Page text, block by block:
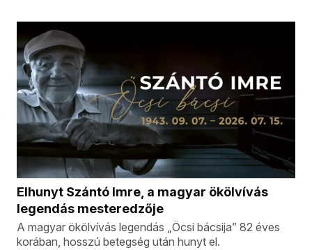
Elhunyt Szántó Imre, a magyar ökölvívás
legendás mesteredzője
A magyar ökölvívás legendás „Öcsi bácsija” 82 éves
korában, hosszú betegség után hunyt el.